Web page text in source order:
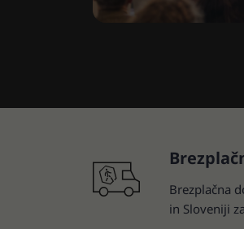
Brezplačna
in Sloveniji